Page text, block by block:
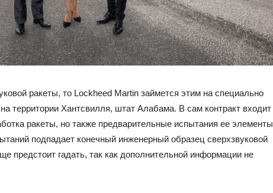
ракеты, то Lockheed Martin займется этим на специально
территории Хантсвилля, штат Алабама. В сам контракт входит
ракеты, но также предварительные испытания ее элементы
подпадает конечный инженерный образец сверхзвуковой
предстоит гадать, так как дополнительной информации не